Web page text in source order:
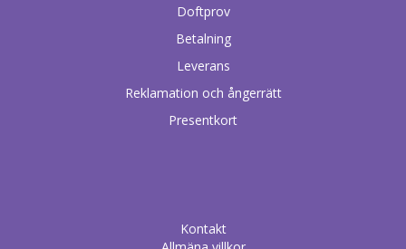
Doftprov
Betalning
Leverans
Reklamation och ångerrätt
Presentkort
Kontakt